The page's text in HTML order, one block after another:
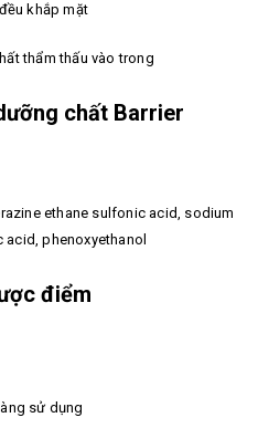
khắp mặt
thẩm thấu vào trong
chất Barrier
ethane sulfonic acid, sodium
phenoxyethanol
điểm
sử dụng